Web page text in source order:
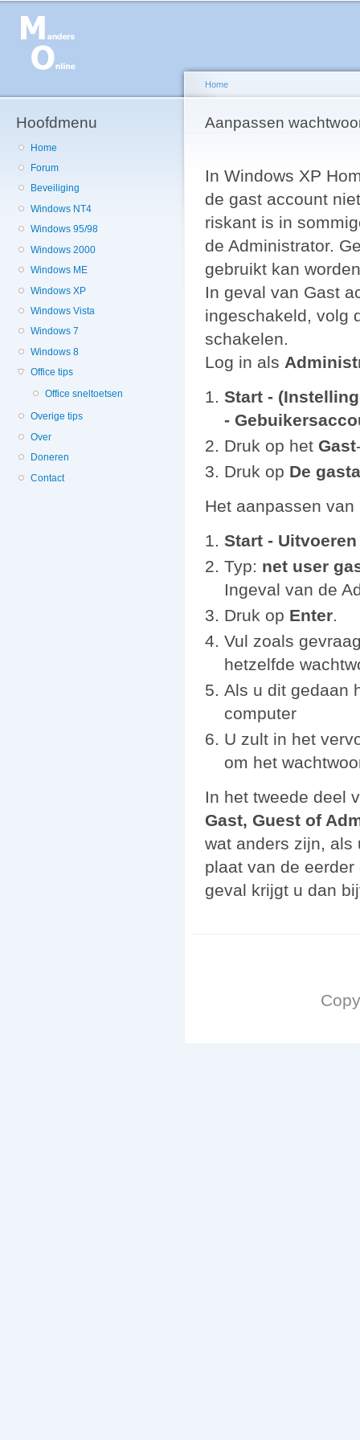
Hoofdmenu
Home
Forum
Beveiliging
Windows NT4
Windows 95/98
Windows 2000
Windows ME
Windows XP
Windows Vista
Windows 7
Windows 8
Office tips
Office sneltoetsen
Overige tips
Over
Doneren
Contact
U bent hier
Home
Aanpassen
In Windows XP
de gast account
riskant is in
de Administrator.
gebruikt kan
In geval van Gast
ingeschakeld, volg
schakelen.
Log in als
Start -
-
Druk op het Gast
Druk op De
Het aanpassen
Start - Uitvoeren
Typ: net user
Ingeval van de
Druk op Enter.
Vul zoals
hetzelfde
Als u dit gedaan
computer
U zult in het
om het
In het tweede deel
Gast, Guest of
wat anders zijn, als
plaat van de
geval krijgt u dan